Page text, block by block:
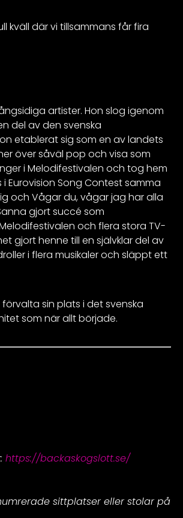
kväll där vi tillsammans får fira
artister. Hon slog igenom
del av den svenska
etablerat sig som en av landets
över såväl pop och visa som
i Melodifestivalen och tog hem
Eurovision Song Contest samma
och Vågar du, vågar jag har alla
gjort succé som
och flera stora TV-
gjort henne till en självklar del av
i flera musikaler och släppt ett
sin plats i det svenska
som när allt började.
https://backaskogslott.se/
sittplatser eller stolar på